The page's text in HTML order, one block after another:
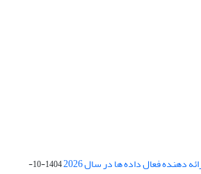
دهنده فعال داده ها در سال 2026
1404-10-